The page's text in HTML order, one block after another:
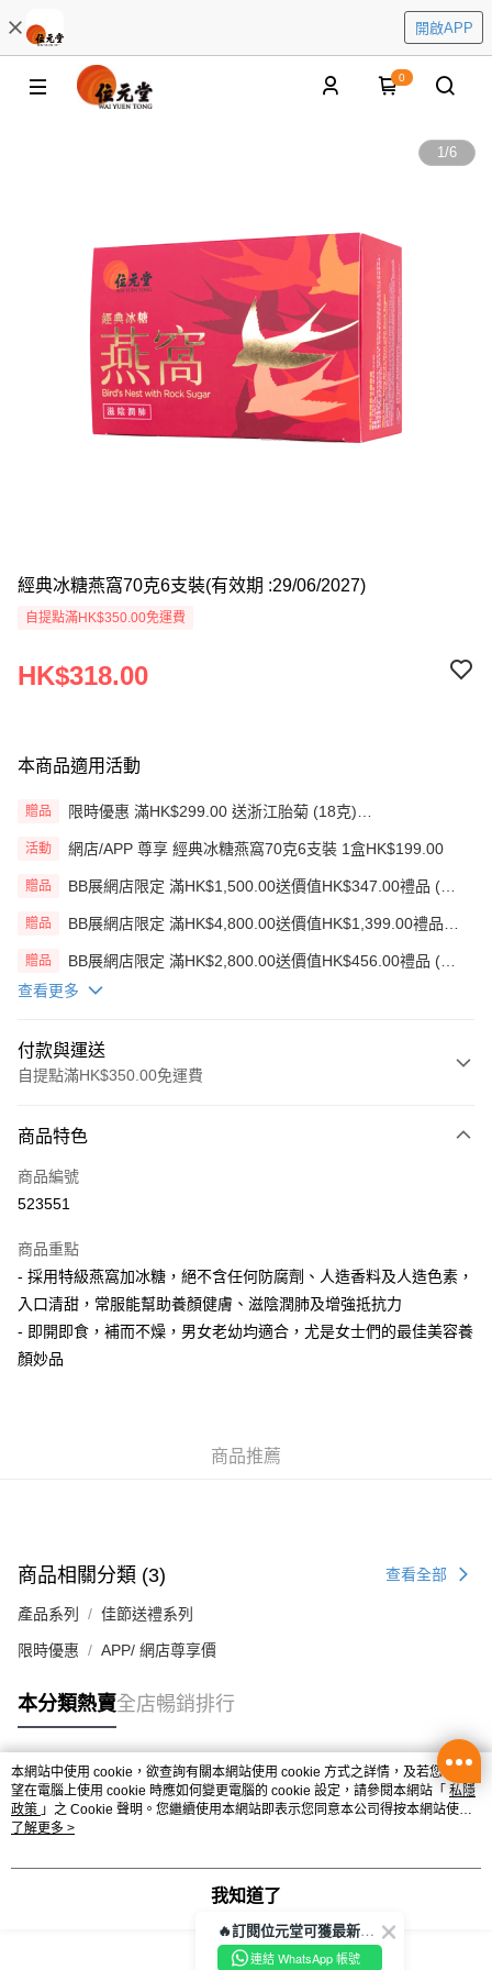
開啟APP
0
1/6
經典冰糖燕窩70克6支裝(有效期 :29/06/2027)
自提點滿HK$350.00免運費
HK$318.00
本商品適用活動
贈品
限時優惠 滿HK$299.00 送浙江胎菊 (18克)
活動 網店/APP 尊享 經典冰糖燕窩70克6支裝 1盒HK$199.00
贈品
BB展網店限定 滿HK$1,500.00送價值HK$347.00禮品 (贈
贈品
BB展網店限定 滿HK$4,800.00送價值HK$1,399.00禮品
贈品
BB展網店限定 滿HK$2,800.00送價值HK$456.00禮品 (贈
品)(送完即止)
查看更多
付款與運送
自提點滿HK$350.00免運費
信用卡
AlipayHK
WeChat Pay
送貨方式
順豐自助櫃
每筆HK$50.00，滿HK$350.00或以上免運費
付款後門市自取
商品特色
商品編號
523551
商品重點
- 採用特級燕窩加冰糖，絕不含任何防腐劑、人造香料及人造色素，
入口清甜，常服能幫助養顏健膚、滋陰潤肺及增強抵抗力
- 即開即食，補而不燥，男女老幼均適合，尤是女士們的最佳美容養
顏妙品
商品推薦
商品相關分類 (3) 查看全部
產品系列 佳節送禮系列
限時優惠 APP/ 網店尊享價
本分類熱賣全店暢銷排行
熱門標籤
熱銷排行
本網站中使用 cookie，欲查詢有關本網站使用 cookie 方式之詳情，及若您不希
望在電腦上使用 cookie 時應如何變更電腦的 cookie 設定，請參閱本網站「 私隱
政策 」之 Cookie 聲明。您繼續使用本網站即表示您同意本公司得按本網站使用
條款之 Cookie 聲明使用 cookie。
了解更多 >
我知道了
🔥訂閱位元堂可獲最新優惠及活動資訊🔥
連結 WhatsApp 帳號